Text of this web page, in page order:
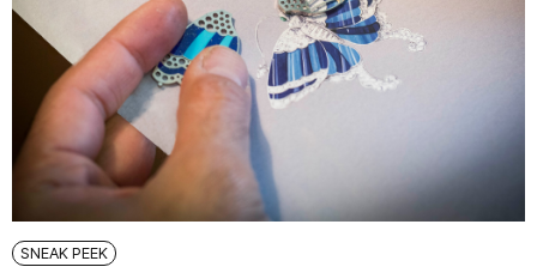
SNEAK PEEK